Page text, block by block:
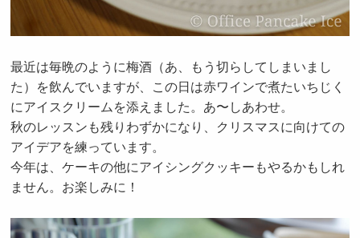
最近は毎晩のように梅酒（あ、もう切らしてしまいまし
た）を飲んでいますが、この日は赤ワインで煮たいちじく
にアイスクリームを添えました。あ〜しあわせ。
秋のレッスンも残りわずかになり、クリスマスに向けての
アイデアを練っています。
今年は、ケーキの他にアイシングクッキーもやるかもしれ
ません。お楽しみに！